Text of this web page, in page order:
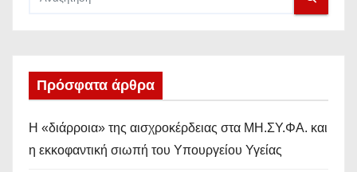
Πρόσφατα άρθρα
Η «διάρροια» της αισχροκέρδειας στα ΜΗ.ΣΥ.ΦΑ. και
η εκκοφαντική σιωπή του Υπουργείου Υγείας